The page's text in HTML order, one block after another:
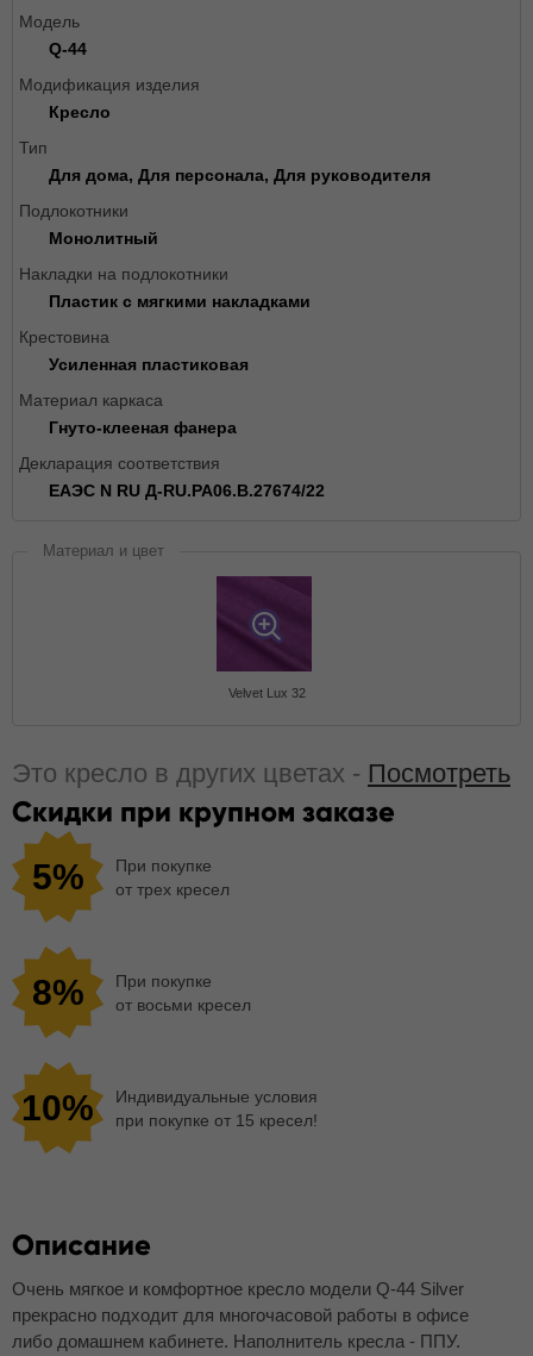
Модель
Q-44
Модификация изделия
Кресло
Тип
Для дома, Для персонала, Для руководителя
Подлокотники
Монолитный
Накладки на подлокотники
Пластик с мягкими накладками
Крестовина
Усиленная пластиковая
Материал каркаса
Гнуто-клееная фанера
Декларация соответствия
ЕАЭС N RU Д-RU.РА06.В.27674/22
Материал и цвет
Velvet Lux 32
Это кресло в других цветах - Посмотреть
Скидки при крупном заказе
5%
При покупке
от трех кресел
8%
При покупке
от восьми кресел
10%
Индивидуальные условия
при покупке от 15 кресел!
Описание
Очень мягкое и комфортное кресло модели Q-44 Silver
прекрасно подходит для многочасовой работы в офисе
либо домашнем кабинете. Наполнитель кресла - ППУ.